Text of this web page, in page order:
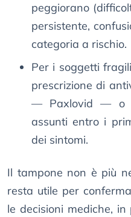
peggiorano
persistente,
categoria a rischio.
Per i soggetti
prescrizione di
— Paxlovid — o
assunti entro i
dei sintomi.
Il tampone non è più
resta utile per
le decisioni mediche,